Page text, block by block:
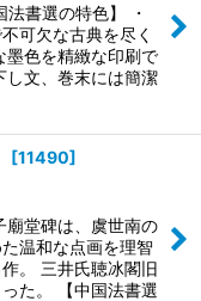
書選の特色】 ・
可欠な古典を尽く
墨色を精緻な印刷で
し文、巻末には簡潔
[11490]
堂碑は、虞世南の
温和な点画を理智
。 三井氏聴冰閣旧
た。 【中国法書選